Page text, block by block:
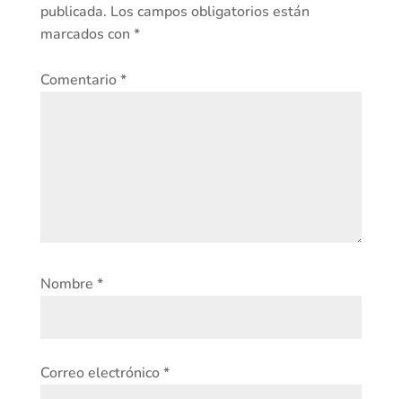
publicada. Los campos obligatorios están
marcados con *
Comentario*
Nombre *
Correo electrónico*